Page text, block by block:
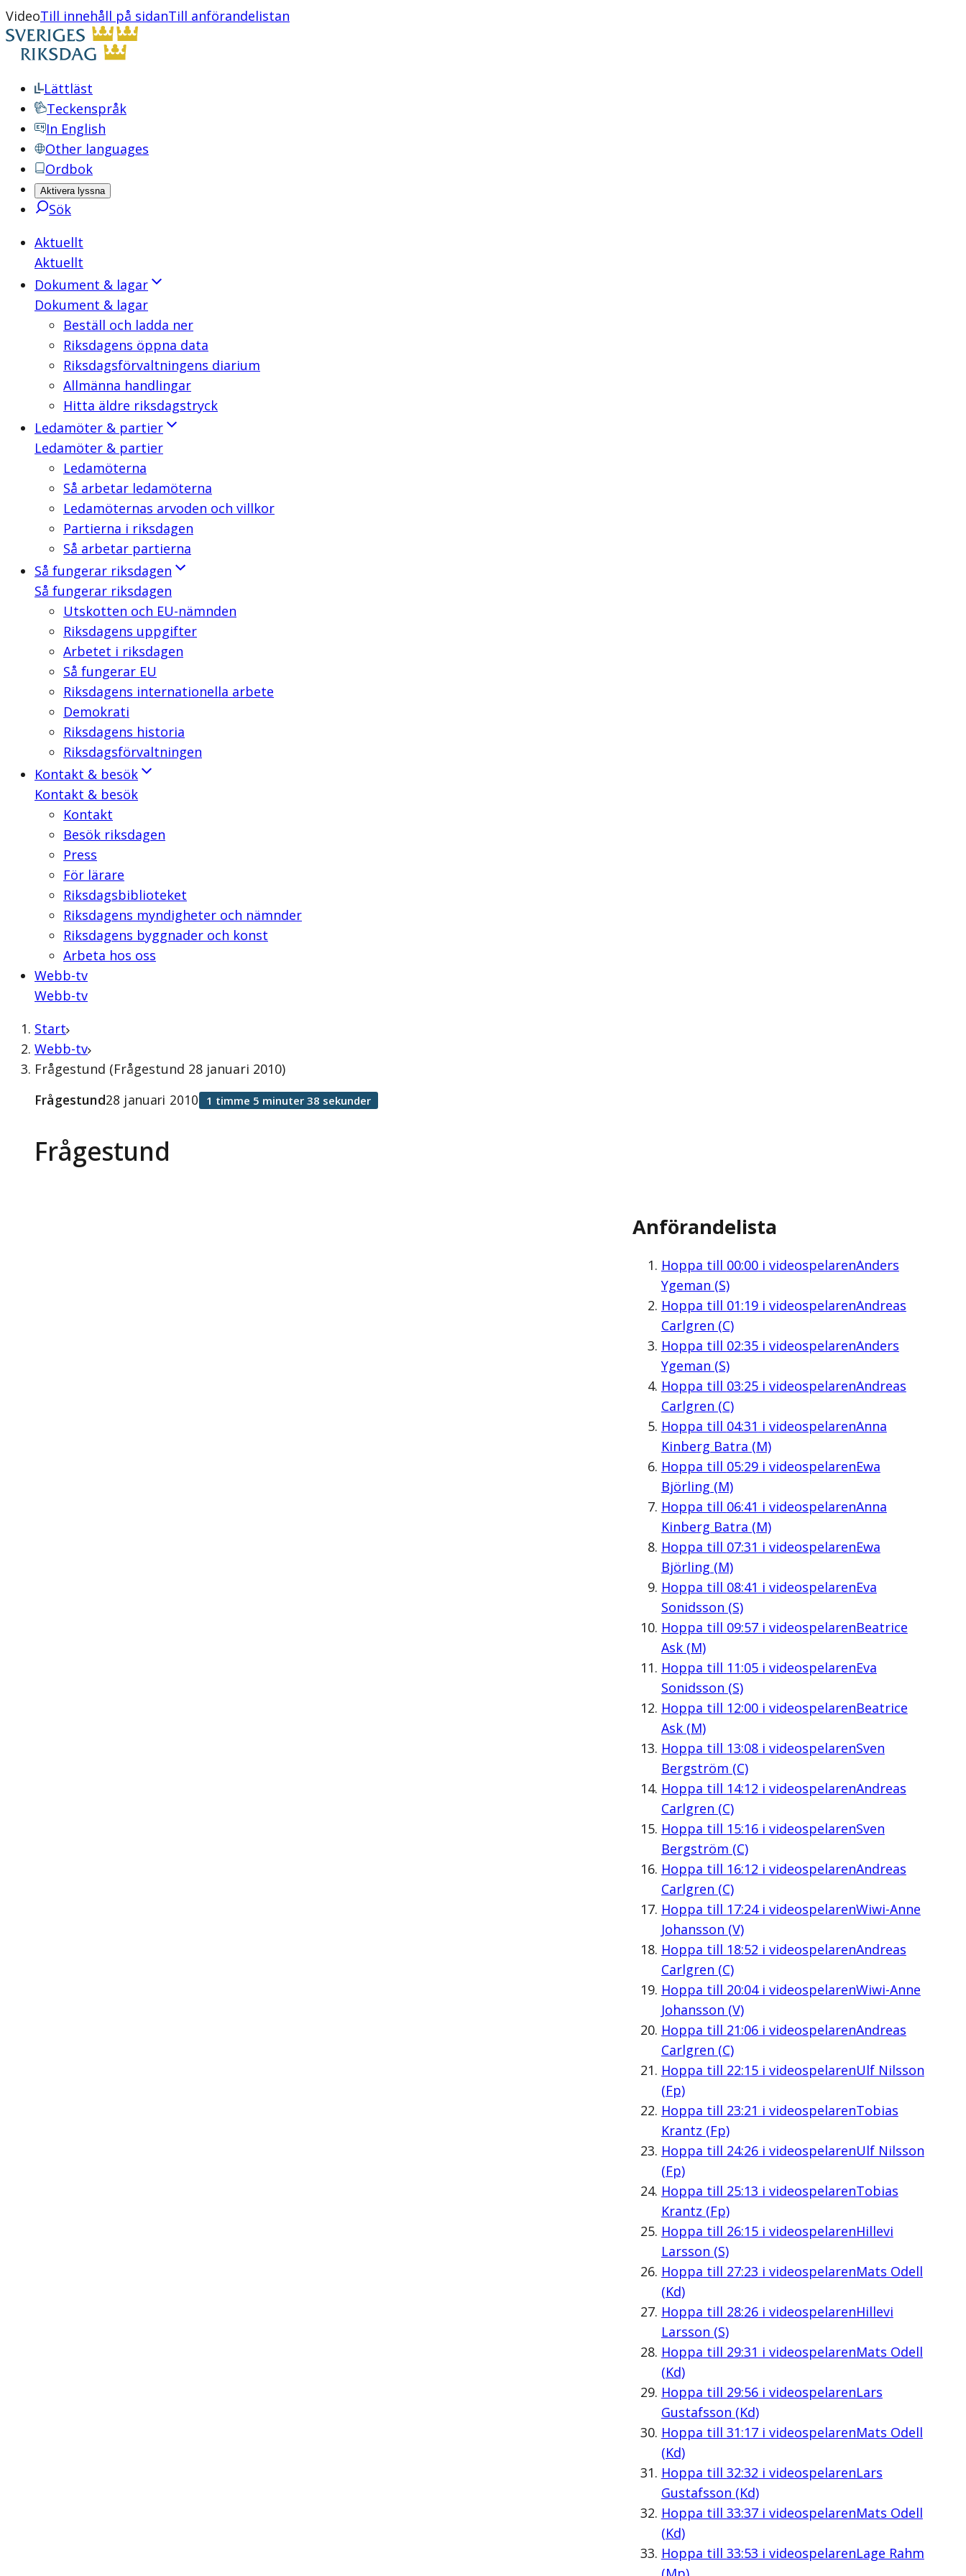
VideoTill innehåll på sidanTill anförandelistan
Lättläst
Teckenspråk
In English
Other languages
Ordbok
Aktivera lyssna
Sök
Aktuellt
Aktuellt
Dokument & lagar
Dokument & lagar
Beställ och ladda ner
Riksdagens öppna data
Riksdagsförvaltningens diarium
Allmänna handlingar
Hitta äldre riksdagstryck
Ledamöter & partier
Ledamöter & partier
Ledamöterna
Så arbetar ledamöterna
Ledamöternas arvoden och villkor
Partierna i riksdagen
Så arbetar partierna
Så fungerar riksdagen
Så fungerar riksdagen
Utskotten och EU-nämnden
Riksdagens uppgifter
Arbetet i riksdagen
Så fungerar EU
Riksdagens internationella arbete
Demokrati
Riksdagens historia
Riksdagsförvaltningen
Kontakt & besök
Kontakt & besök
Kontakt
Besök riksdagen
Press
För lärare
Riksdagsbiblioteket
Riksdagens myndigheter och nämnder
Riksdagens byggnader och konst
Arbeta hos oss
Webb-tv
Webb-tv
Start
Webb-tv
Frågestund (Frågestund 28 januari 2010)
Frågestund
Frågestund28 januari 2010 1 timme 5 minuter 38 sekunder
Anförandelista
Hoppa till 00:00i videospelarenAnders
Ygeman (S)
Hoppa till 01:19i videospelarenAndreas
Carlgren (C)
Hoppa till 02:35i videospelarenAnders
Ygeman (S)
Hoppa till 03:25i videospelarenAndreas
Carlgren (C)
Hoppa till 04:31 i videospelarenAnna
Kinberg Batra (M)
Hoppa till 05:29i videospelarenEwa
Björling (M)
Hoppa till 06:41 i videospelarenAnna
Kinberg Batra (M)
Hoppa till 07:31 i videospelarenEwa
Björling (M)
Hoppa till 08:41 i videospelarenEva
Sonidsson (S)
Hoppa till 09:57i videospelarenBeatrice
Ask (M)
Hoppa till 11:05i videospelarenEva
Sonidsson (S)
Hoppa till 12:00i videospelarenBeatrice
Ask (M)
Hoppa till 13:08i videospelarenSven
Bergström (C)
Hoppa till 14:12 i videospelarenAndreas
Carlgren (C)
Hoppa till 15:16i videospelarenSven
Bergström (C)
Hoppa till 16:12 i videospelarenAndreas
Carlgren (C)
Hoppa till 17:24i videospelarenWiwi-Anne
Johansson (V)
Hoppa till 18:52 i videospelarenAndreas
Carlgren (C)
Hoppa till 20:04i videospelarenWiwi-Anne
Johansson (V)
Hoppa till 21:06i videospelarenAndreas
Carlgren (C)
Hoppa till 22:15i videospelarenUlf Nilsson
(Fp)
Hoppa till 23:21 i videospelarenTobias
Krantz (Fp)
Hoppa till 24:26i videospelarenUlf Nilsson
(Fp)
Hoppa till 25:13 i videospelarenTobias
Krantz (Fp)
Hoppa till 26:15i videospelarenHillevi
Larsson (S)
Hoppa till 27:23 i videospelarenMats Odell
(Kd)
Hoppa till 28:26i videospelarenHillevi
Larsson (S)
Hoppa till 29:31 i videospelarenMats Odell
(Kd)
Hoppa till 29:56i videospelarenLars
Gustafsson (Kd)
Hoppa till 31:17i videospelarenMats Odell
(Kd)
Hoppa till 32:32 i videospelarenLars
Gustafsson (Kd)
Hoppa till 33:37i videospelarenMats Odell
(Kd)
Hoppa till 33:53 i videospelarenLage Rahm